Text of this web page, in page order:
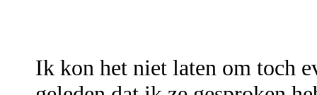
Ik kon het niet laten om toch